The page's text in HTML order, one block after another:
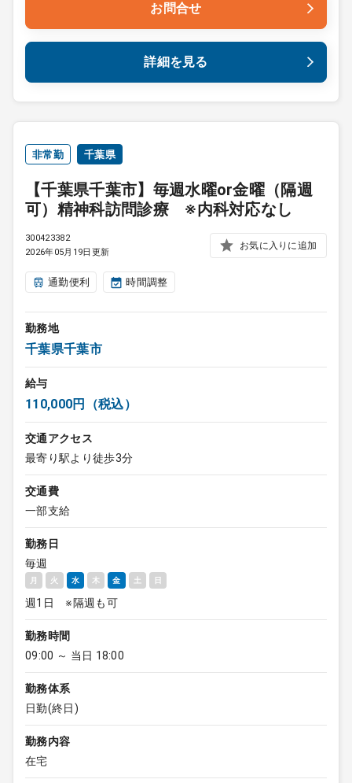
お問合せ
詳細を見る
非常勤 千葉県
【千葉県千葉市】毎週水曜or金曜（隔週
可）精神科訪問診療 ※内科対応なし
300423382
2026年05月19日更新
お気に入りに追加
通勤便利 時間調整
勤務地
千葉県千葉市
給与
110,000円（税込）
交通アクセス
最寄り駅より徒歩3分
交通費
一部支給
勤務日
毎週
月 火 水 木 金 土 日
週1日 ※隔週も可
勤務時間
09:00 ～ 当日 18:00
勤務体系
日勤(終日)
勤務内容
在宅